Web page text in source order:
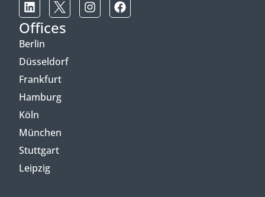
Offices
Berlin
Düsseldorf
Frankfurt
Hamburg
Köln
München
Stuttgart
Leipzig